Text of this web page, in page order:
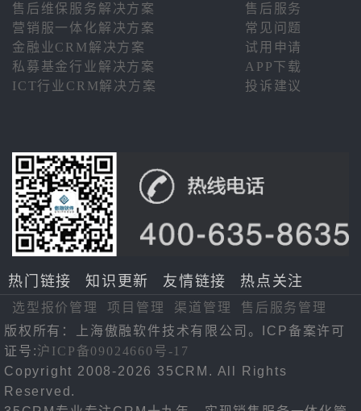
售后维保服务解决方案
售后服务
营销服一体化解决方案
常见问题
金融业CRM解决方案
试用申请
私募基金行业解决方案
APP下载
ICT行业CRM解决方案
投诉建议
热门链接 知识更新 友情链接 热点关注
选型报价管理 项目管理 渠道管理
售后服务管理
版权所有：上海傲融软件技术有限公司。ICP备案许可
证号:沪ICP备09024660号-17
Copyright 2008-2026 35CRM. All Rights
Reserved.